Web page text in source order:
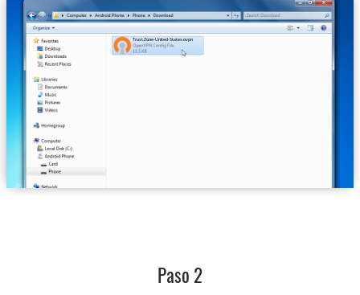
Trust.Zone-United-States.ovpn
Paso 2